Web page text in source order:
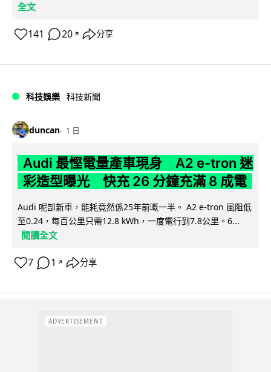
全文
141 20 ↗ 分享
科技娛樂 科技新聞
duncan 1 日
Audi 最慳電量產車現身 A2 e-tron 迷
彩造型曝光 快充 26 分鐘充滿 8 成電
Audi 呢部新車，能耗竟然係25年前嘅一半。 A2 e-tron 風阻低
至0.24，每百公里只需12.8 kWh，一度電行到7.8公里。6...
閱讀全文
7 1 ↗ 分享
ADVERTISEMENT